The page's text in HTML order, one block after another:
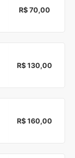
R$ 70,00
R$ 130,00
R$ 160,00